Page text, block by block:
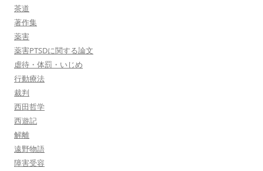
茶道
著作集
薬害
薬害PTSDに関する論文
虐待・体罰・いじめ
行動療法
裁判
西田哲学
西遊記
解離
遠野物語
障害受容